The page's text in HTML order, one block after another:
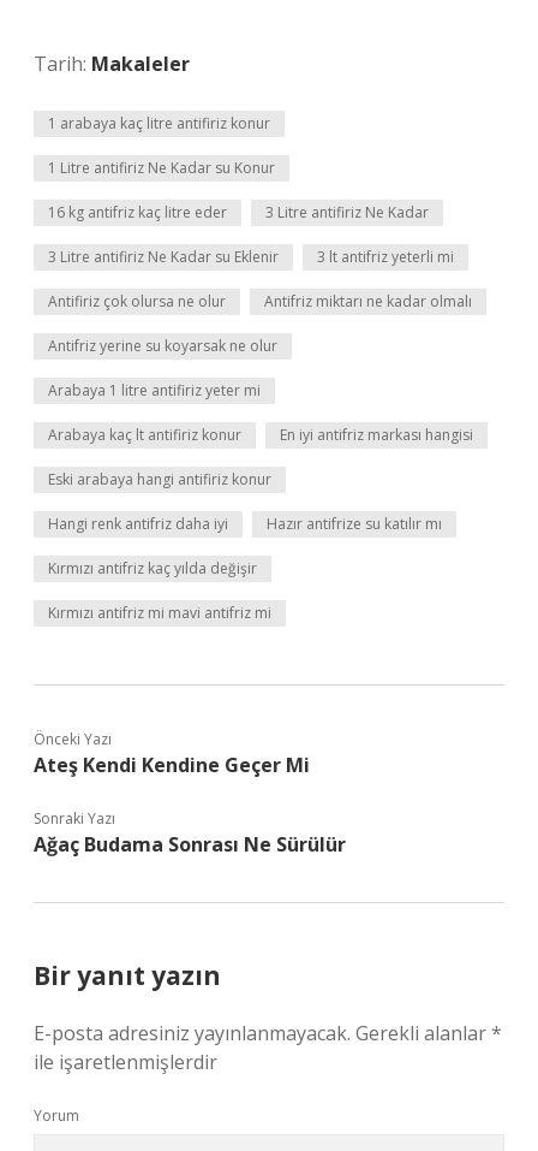
Tarih: Makaleler
1 arabaya kaç litre antifiriz konur
1 Litre antifiriz Ne Kadar su Konur
16 kg antifriz kaç litre eder 3 Litre antifiriz Ne Kadar
3 Litre antifiriz Ne Kadar su Eklenir 3 lt antifriz yeterli mi
Antifiriz çok olursa ne olur Antifriz miktarı ne kadar olmalı
Antifriz yerine su koyarsak ne olur
Arabaya 1 litre antifiriz yeter mi
Arabaya kaç lt antifiriz konur En iyi antifriz markası hangisi
Eski arabaya hangi antifiriz konur
Hangi renk antifriz daha iyi Hazır antifrize su katılır mı
Kırmızı antifriz kaç yılda değişir
Kırmızı antifriz mi mavi antifriz mi
Önceki Yazı
Ateş Kendi Kendine Geçer Mi
Sonraki Yazı
Ağaç Budama Sonrası Ne Sürülür
Bir yanıt yazın
E-posta adresiniz yayınlanmayacak. Gerekli alanlar*
ile işaretlenmişlerdir
Yorum